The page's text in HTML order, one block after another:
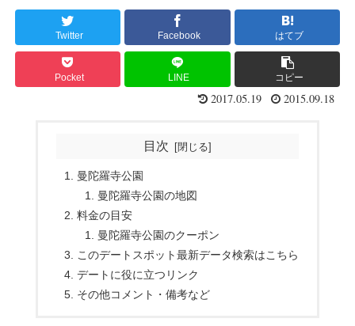
Twitter Facebook はてブ
Pocket LINE コピー
2017.05.19 2015.09.18
目次
曼陀羅寺公園
曼陀羅寺公園の地図
料金の目安
曼陀羅寺公園のクーポン
このデートスポット最新データ検索はこちら
デートに役に立つリンク
その他コメント・備考など